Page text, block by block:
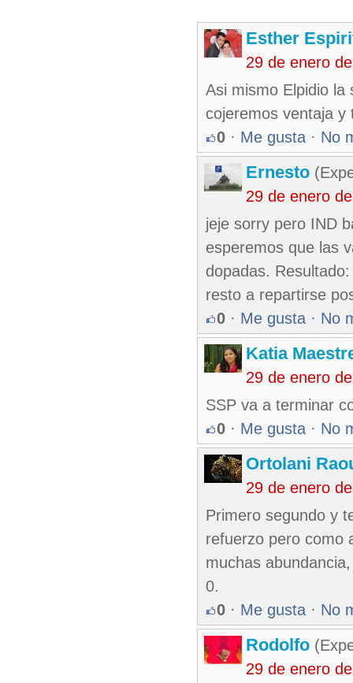
Esther
29 de enero
Asi mismo Elpidio
cojeremos ventaja
0 · Me gusta · No
Ernesto
29 de enero
jeje sorry pero IND
esperemos que las
dopadas.
resto a repartirse
0 · Me gusta · No
Katia
29 de enero
SSP va a terminar
0 · Me gusta · No
Ortolani
29 de enero
Primero segundo y
refuerzo pero como
muchas
0.
0 · Me gusta · No
Rodolfo
29 de enero